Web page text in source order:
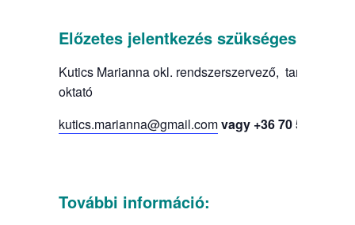
Előzetes jelentkezés szükséges:
Kutics Marianna okl. rendszerszervező, tanácsadó,
oktató
kutics.marianna@gmail.comvagy +36 70 557 5733
További információ: